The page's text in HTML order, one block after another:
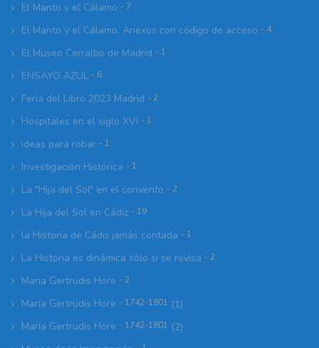
El Manto y el Cálamo - 7
El Manto y el Cálamo. Anexos con código de acceso - 4
El Museo Cerralbo de Madrid - 1
ENSAYO AZUL - 6
Feria del Libro 2023 Madrid - 2
Hospitales en el siglo XVI - 1
ideas para robar - 1
Investigación Histórica - 1
La "Hija del Sol" en el convento - 2
La Hija del Sol en Cádiz - 19
la Historia de Cádiz jamás contada - 1
La Historia es dinámica sólo si se revisa - 2
Maria Gertrudis Hore - 2
María Gertrudis Hore - 1742-1801 (1)
María Gertrudis Hore - 1742-1801 (2)